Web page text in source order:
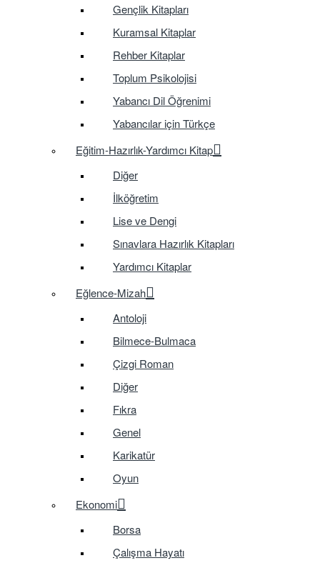
Gençlik Kitapları
Kuramsal Kitaplar
Rehber Kitaplar
Toplum Psikolojisi
Yabancı Dil Öğrenimi
Yabancılar için Türkçe
Eğitim-Hazırlık-Yardımcı Kitap
Diğer
İlköğretim
Lise ve Dengi
Sınavlara Hazırlık Kitapları
Yardımcı Kitaplar
Eğlence-Mizah
Antoloji
Bilmece-Bulmaca
Çizgi Roman
Diğer
Fıkra
Genel
Karikatür
Oyun
Ekonomi
Borsa
Çalışma Hayatı